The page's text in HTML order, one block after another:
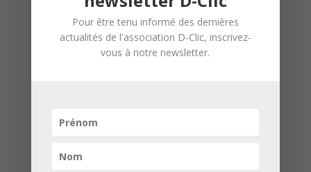
2 avril 2019 |D-Clic
Vocation
Pour être tenu informé des dernières
actualités de l'association D-Clic, inscrivez-
vous à notre newsletter.